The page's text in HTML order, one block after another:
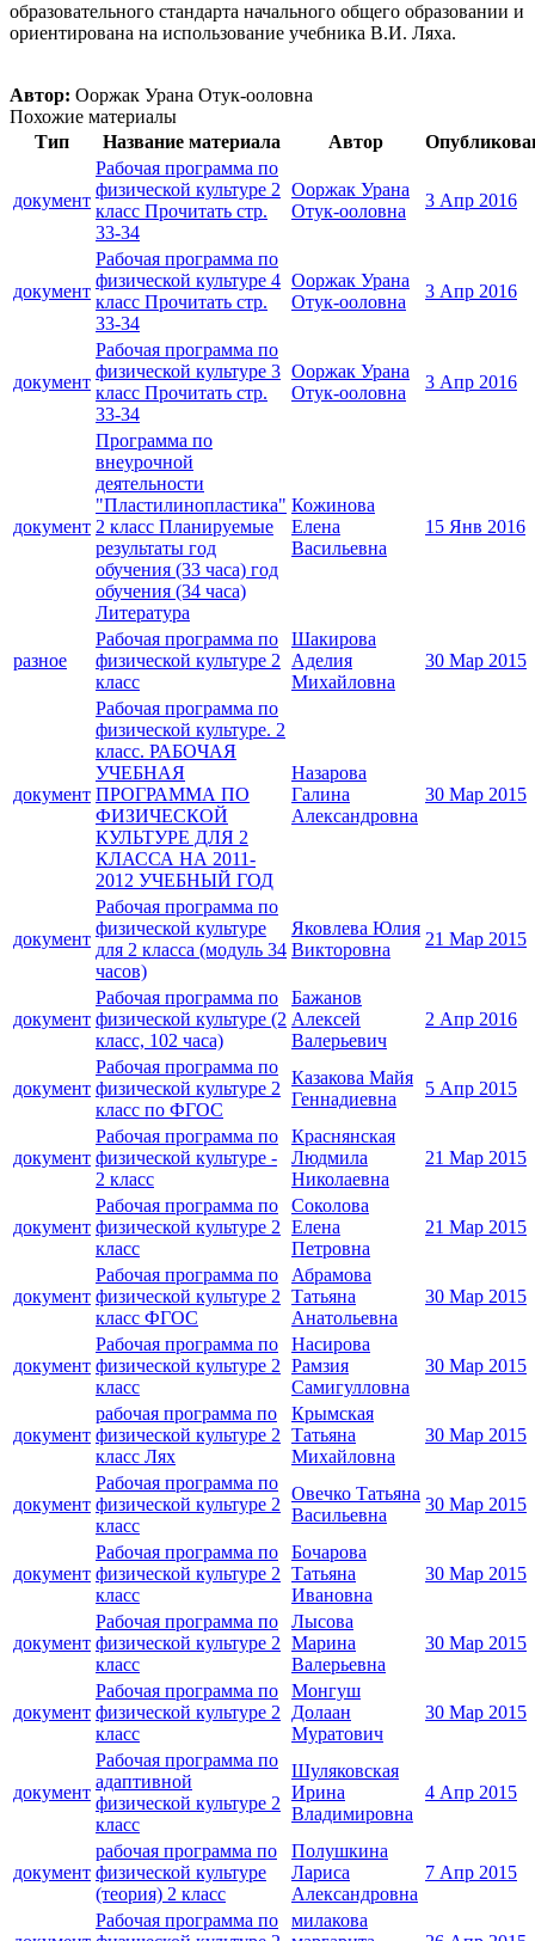
образовательного стандарта начального общего образовании и
ориентирована на использование учебника В.И. Ляха.
Автор: Ооржак Урана Отук-ооловна
Похожие материалы
Тип
Название материала Автор
документ
Рабочая программа по
физической культуре 2
класс Прочитать стр.
33-34
Ооржак Урана
Отук-ооловна
3 Апр 2016
документ
Рабочая программа по
физической культуре 4
класс Прочитать стр.
33-34
Ооржак Урана
Отук-ооловна
3 Апр 2016
документ
Рабочая программа по
физической культуре 3
класс Прочитать стр.
33-34
Ооржак Урана
Отук-ооловна
3 Апр 2016
документ
Программа по
внеурочной
деятельности
"Пластилинопластика"
2 класс Планируемые
результаты год
обучения (33 часа) год
обучения (34 часа)
Литература
Кожинова
Елена
Васильевна
15 Янв 2016
разное
Рабочая программа по
физической культуре 2
класс
Шакирова
Аделия
Михайловна
30 Мар 2015
документ
Рабочая программа по
физической культуре. 2
класс. РАБОЧАЯ
УЧЕБНАЯ
ПРОГРАММА ПО
ФИЗИЧЕСКОЙ
КУЛЬТУРЕ ДЛЯ 2
КЛАССА НА 2011-
2012 УЧЕБНЫЙ ГОД
Назарова
Галина
Александровна
30 Мар 2015
документ
Рабочая программа по
физической культуре
для 2 класса (модуль 34
часов)
Яковлева Юлия
Викторовна
21 Мар 2015
документ
Рабочая программа по
физической культуре (2
класс, 102 часа)
Бажанов
Алексей
Валерьевич
2 Апр 2016
документ
Рабочая программа по
физической культуре 2
класс по ФГОС
Казакова Майя
Геннадиевна
5 Апр 2015
документ
Рабочая программа по
физической культуре -
2 класс
Краснянская
Людмила
Николаевна
21 Мар 2015
документ
Рабочая программа по
физической культуре 2
класс
Соколова
Елена
Петровна
21 Мар 2015
документ
Рабочая программа по
физической культуре 2
класс ФГОС
Абрамова
Татьяна
Анатольевна
30 Мар 2015
документ
Рабочая программа по
физической культуре 2
класс
Насирова
Рамзия
Самигулловна
30 Мар 2015
документ
рабочая программа по
физической культуре 2
класс Лях
Крымская
Татьяна
Михайловна
30 Мар 2015
документ
Рабочая программа по
физической культуре 2
класс
Овечко Татьяна
Васильевна
30 Мар 2015
документ
Рабочая программа по
физической культуре 2
класс
Бочарова
Татьяна
Ивановна
30 Мар 2015
документ
Рабочая программа по
физической культуре 2
класс
Лысова
Марина
Валерьевна
30 Мар 2015
документ
Рабочая программа по
физической культуре 2
класс
Монгуш
Долаан
Муратович
30 Мар 2015
документ
Рабочая программа по
адаптивной
физической культуре 2
класс
Шуляковская
Ирина
Владимировна
4 Апр 2015
документ
рабочая программа по
физической культуре
(теория) 2 класс
Полушкина
Лариса
Александровна
7 Апр 2015
Рабочая программа по
милакова